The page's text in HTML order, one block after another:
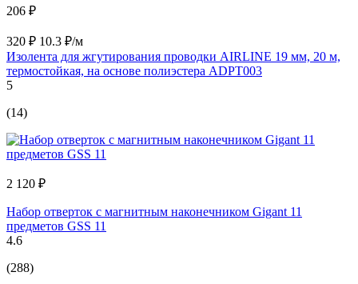
206 ₽
320 ₽ 10.3 ₽/м
Изолента для жгутирования проводки AIRLINE 19 мм, 20 м,
термостойкая, на основе полиэстера ADPT003
5
(14)
2 120 ₽
Набор отверток с магнитным наконечником Gigant 11
предметов GSS 11
4.6
(288)